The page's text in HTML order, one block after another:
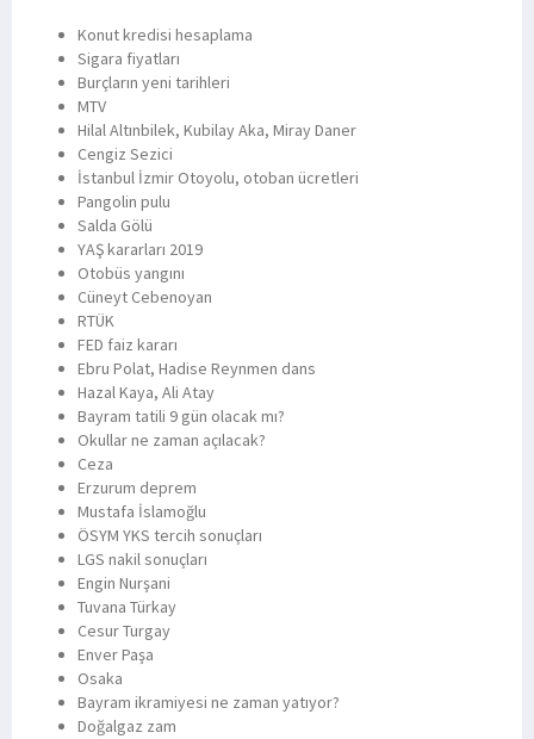
Konut kredisi hesaplama
Sigara fiyatları
Burçların yeni tarihleri
MTV
Hilal Altınbilek, Kubilay Aka, Miray Daner
Cengiz Sezici
İstanbul İzmir Otoyolu, otoban ücretleri
Pangolin pulu
Salda Gölü
YAŞ kararları 2019
Otobüs yangını
Cüneyt Cebenoyan
RTÜK
FED faiz kararı
Ebru Polat, Hadise Reynmen dans
Hazal Kaya, Ali Atay
Bayram tatili 9 gün olacak mı?
Okullar ne zaman açılacak?
Ceza
Erzurum deprem
Mustafa İslamoğlu
ÖSYM YKS tercih sonuçları
LGS nakil sonuçları
Engin Nurşani
Tuvana Türkay
Cesur Turgay
Enver Paşa
Osaka
Bayram ikramiyesi ne zaman yatıyor?
Doğalgaz zam